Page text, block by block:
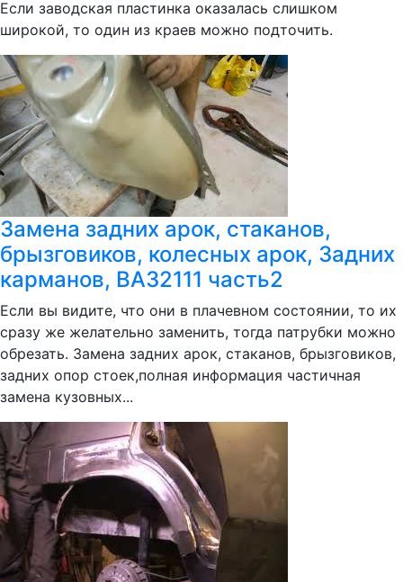
Если заводская пластинка оказалась слишком
широкой, то один из краев можно подточить.
Замена задних арок, стаканов,
брызговиков, колесных арок, Задних
карманов, ВАЗ2111 часть2
Если вы видите, что они в плачевном состоянии, то их
сразу же желательно заменить, тогда патрубки можно
обрезать. Замена задних арок, стаканов, брызговиков,
задних опор стоек,полная информация частичная
замена кузовных...